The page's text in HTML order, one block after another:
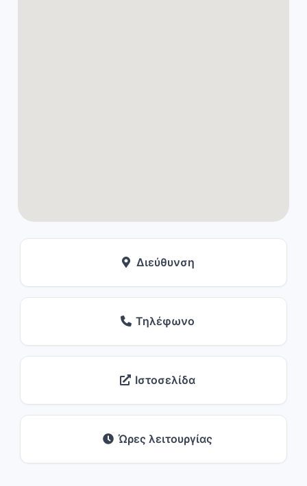
Διεύθυνση
Τηλέφωνο
Ιστοσελίδα
Ώρες λειτουργίας